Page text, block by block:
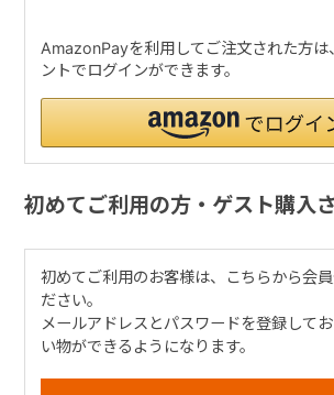
AmazonPayを利用してご注文された方
ントでログインができます。
初めてご利用の方・ゲスト購入
初めてご利用のお客様は、こちらから会
ださい。
メールアドレスとパスワードを登録して
い物ができるようになります。